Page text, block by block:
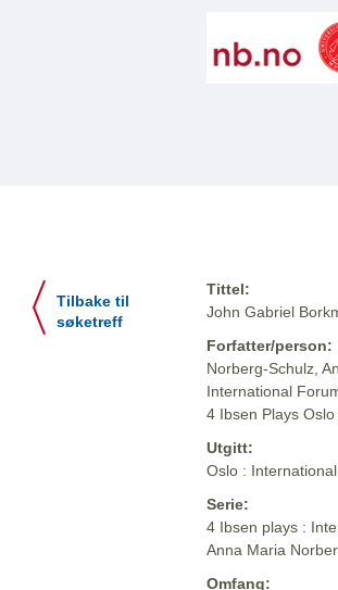
Tilbake til
søketreff
Tittel:
John Gabriel
Forfatter/person:
Norberg-Schulz,
International
4 Ibsen Plays
Utgitt:
Oslo :
Serie:
4 Ibsen plays :
Anna Maria
Omfang: